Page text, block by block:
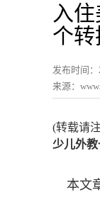
入
个转
发布时间
来源：
(转载请
少儿外
本文